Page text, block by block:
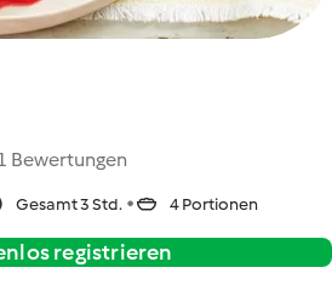
Bewertungen
Gesamt 3 Std. 4 Portionen
registrieren